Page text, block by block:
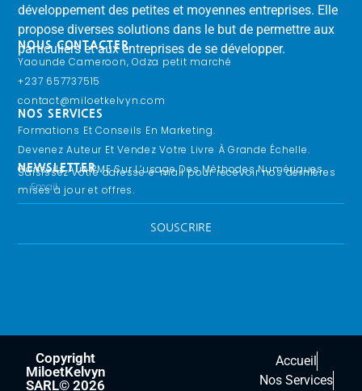
développement des petites et moyennes entreprises. Elle
propose diverses solutions dans le but de permettre aux
particuliers et aux entreprises de se développer.
NOUS CONTACTER
Yaounde Cameroon, Odza petit marché
+237 657737515
contact@miloetkelvyn.com
NOS SERVICES
Formations Et Conseils En Marketing.
Devenez Auteur Et Vendez Votre Livre À Grande Échelle.
Conseils Aux PME Sur L’usage Des Méthodes Numériques.
NEWSLETTER
Saisissez votre adresse e-mail pour recevoir nos dernières
mises à jour et offres.
SOUSCRIRE
Copyright
MiloetKelvyn
SARL© 2026
Accueil
Nos Services